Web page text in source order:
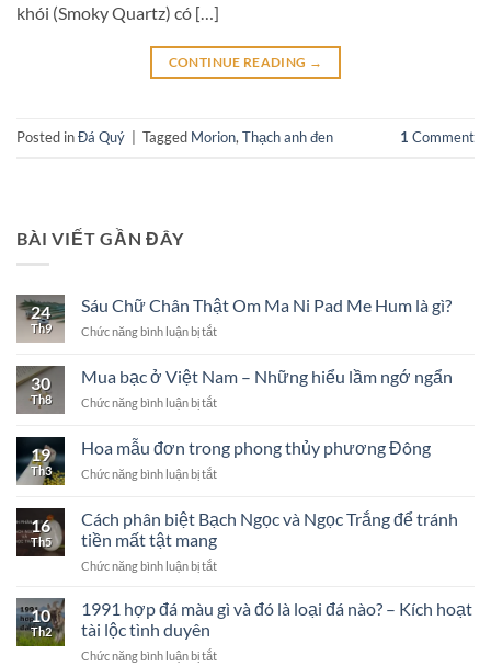
khói (Smoky Quartz) có […]
CONTINUE READING →
Posted inĐá Quý Tagged Morion, Thạch anh đen 1 Comment
BÀI VIẾT GẦN ĐÂY
24
Th9
Sáu Chữ Chân Thật Om Ma Ni Pad Me Hum là gì?
Chức năng bình luận bị tắtở
Chân
Thật
Ni
Pad
Hum
là
30
Th8
Mua bạc ở Việt Nam – Những hiểu lầm ngớ ngẩn
Chức năng bình luận bị tắtở
ở
Việt
–
hiểu
lầm
ngẩn
19
Th3
Hoa mẫu đơn trong phong thủy phương Đông
Chức năng bình luận bị tắtở
đơn
trong
phong
phương
Đông
16
Th5
Cách phân biệt Bạch Ngọc và Ngọc Trắng để tránh
tiền mất tật mang
Chức năng bình luận bị tắtở
phân
biệt
Ngọc
10
Th2
1991 hợp đá màu gì và đó là loại đá nào? – Kích hoạt
tài lộc tình duyên
Chức năng bình luận bị tắtở